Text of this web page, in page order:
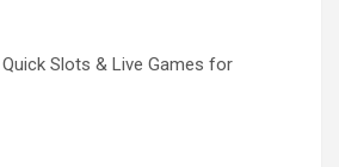
Slots & Live Games for